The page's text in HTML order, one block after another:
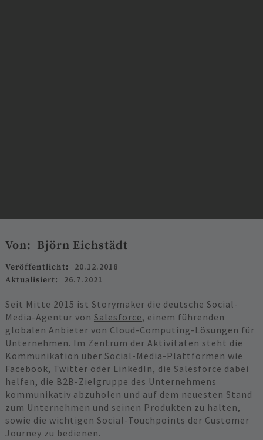
Von: Björn Eichstädt
Veröffentlicht:
20.12.2018
Aktualisiert:
26.7.2021
Seit Mitte 2015 ist Storymaker die deutsche Social-
Media-Agentur von Salesforce, einem führenden
globalen Anbieter von Cloud-Computing-Lösungen für
Unternehmen. Im Zentrum der Aktivitäten steht die
Kommunikation über Social-Media-Plattformen wie
Facebook, Twitter oder LinkedIn, die Salesforce dabei
helfen, die B2B-Zielgruppe des Unternehmens
kommunikativ abzuholen und auf dem neuesten Stand
zum Unternehmen und seinen Produkten zu halten,
sowie die wichtigen Social-Touchpoints der Customer
Journey zu bedienen.